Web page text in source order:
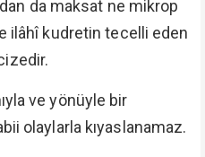
da maksat ne mikrop
ilâhî kudretin tecelli eden
ve yönüyle bir
olaylarla kıyaslanamaz.